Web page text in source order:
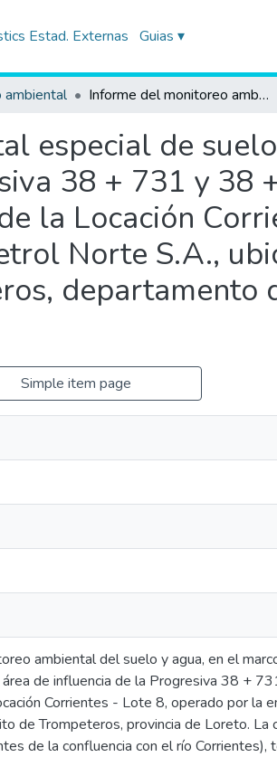
Estad. Externas Guias ▾
ambiental Informe del monitoreo ambiental especial de suelo y agua dentro del área de influencia de la Progresiva 38 + 731 y 38 + 890 del Oleoducto Estación de Bombeo Capirona de la Locación Corrientes - Lote 8, operado por la empresa Pluspetrol Norte S.A., ubicado en la provincia de Loreto, distrito de Trompeteros, departamento de Loreto, realizado el 06 de abril del 2013
especial de
38 + 731 y 38
la Locación
Norte S.A.,
departamento
Simple item page
ambiental del suelo y agua, en el
de influencia de la Progresiva 38 +
Corrientes - Lote 8, operado por la
de Trompeteros, provincia de Loreto. La
de la confluencia con el río Corrientes),